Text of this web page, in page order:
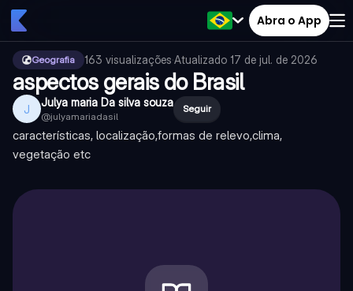
Abra o App
Geografia 163 visualizações·Atualizado 17 de jul. de 2026
aspectos gerais do Brasil
J Julya maria Da silva souza
@julyamariadasil
Seguir
características, localização,formas de relevo,clima,
vegetação etc